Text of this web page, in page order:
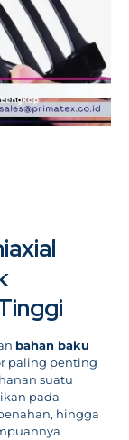
bahan baku
paling penting
suatu
pada
hingga